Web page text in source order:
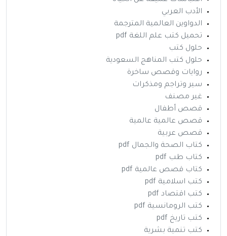
الأدب العربي
الدواوين العالمية المترجمة
تحميل كتب علم اللغة pdf
حلول كتب
حلول كتب المناهج السعودية
روايات وقصص ساخرة
سير وتراجم ومذكرات
غير مصنف
قصص أطفال
قصص عالمية عالمية
قصص عربية
كتاب الصحة والجمال pdf
كتاب طب pdf
كتاب قصص عالمية pdf
كتب اسلامية pdf
كتب اقتصاد pdf
كتب الرومانسية pdf
كتب تاريخ pdf
كتب تنمية بشرية